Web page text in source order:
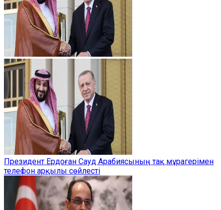
Президент Ердоған Сауд Арабиясының тақ мұрагерімен
телефон арқылы сөйлесті